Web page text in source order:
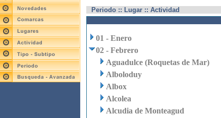
Periodo :: Lugar :: Actividad
01 - Enero
02 - Febrero
Aguadulce (Roquetas de Mar)
Alboloduy
Albox
Alcolea
Alcudia de Monteagud